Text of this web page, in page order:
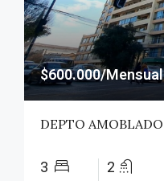
$600.000/Mensual
3 2